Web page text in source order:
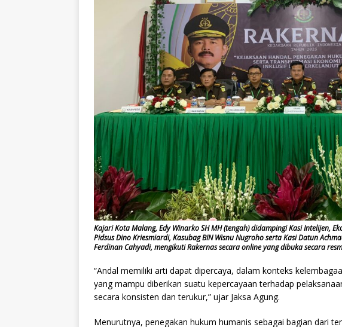
Kajari Kota Malang, Edy Winarko SH MH (tengah) didampingi Kasi Intelijen,
Pidsus Dino Kriesmiardi, Kasubag BIN Wisnu Nugroho serta Kasi Datun
Ferdinan Cahyadi, mengikuti Rakernas secara online yang dibuka secara
“Andal memiliki arti dapat dipercaya, dalam konteks
yang mampu diberikan suatu kepercayaan terhadap
secara konsisten dan terukur,” ujar Jaksa Agung.
Menurutnya, penegakan hukum humanis sebagai bagian dari